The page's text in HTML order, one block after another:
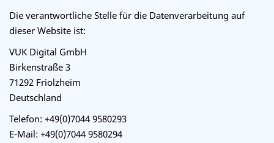
Die verantwortliche Stelle für die Datenverarbeitung auf
dieser Website ist:
VUK Digital GmbH
Birkenstraße 3
71292 Friolzheim
Deutschland
Telefon: +49(0)7044 9580293
E-Mail: +49(0)7044 9580294